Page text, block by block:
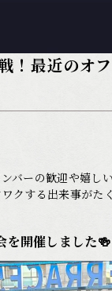
！最近のオ
バーの歓迎や嬉し
クする出来事がた
を開催しました🍻